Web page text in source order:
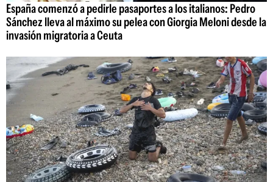
España comenzó a pedirle pasaportes a los italianos: Pedro
Sánchez lleva al máximo su pelea con Giorgia Meloni desde la
invasión migratoria a Ceuta